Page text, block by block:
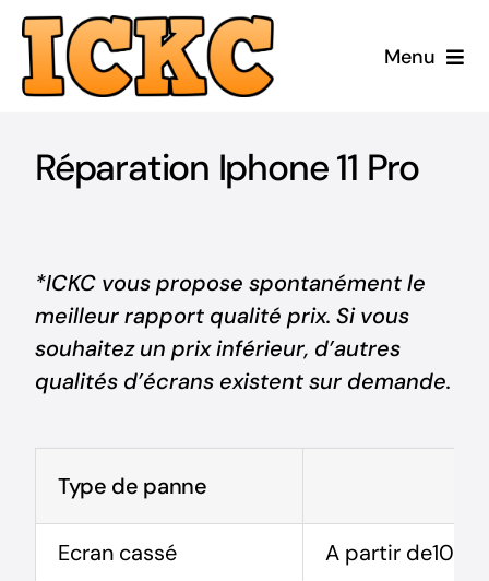
Passer
contenu
Menu
Réparer
Acheter Neuf
ICKC
Blog
Réparation Iphone 11 Pro
*ICKC vous propose spontanément le
meilleur rapport qualité prix. Si vous
souhaitez un prix inférieur, d’autres
qualités d’écrans existent sur demande.
Type de panne
Ecran cassé A partir